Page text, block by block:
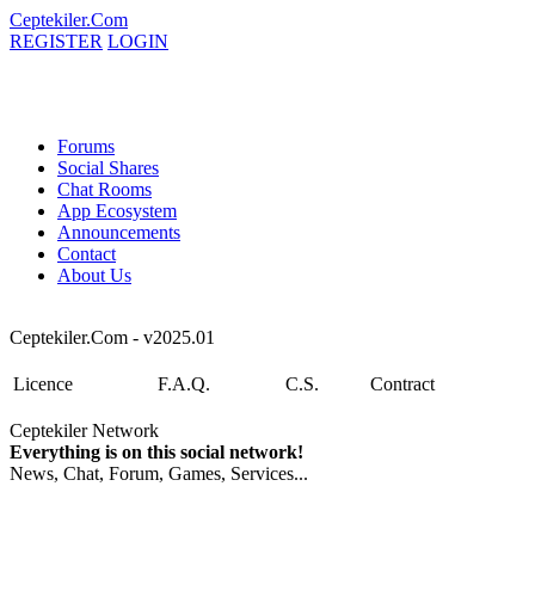
Ceptekiler.Com
REGISTER LOGIN
Forums
Social Shares
Chat Rooms
App Ecosystem
Announcements
Contact
About Us
Ceptekiler.Com - v2025.01
Licence F.A.Q. C.S. Contract
Ceptekiler Network
Everything is on this social network!
News, Chat, Forum, Games, Services...